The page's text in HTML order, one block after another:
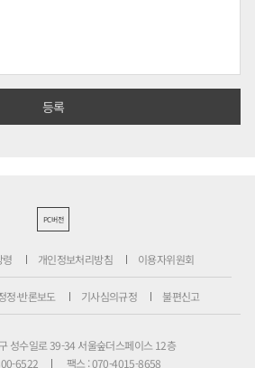
PC버전
령 개인정보처리방침 이용자위원회
정·반론보도 기사심의규정 불편신고
성수일로 39-34 서울숲더스페이스 12층
6522
팩스 : 070-4015-8658